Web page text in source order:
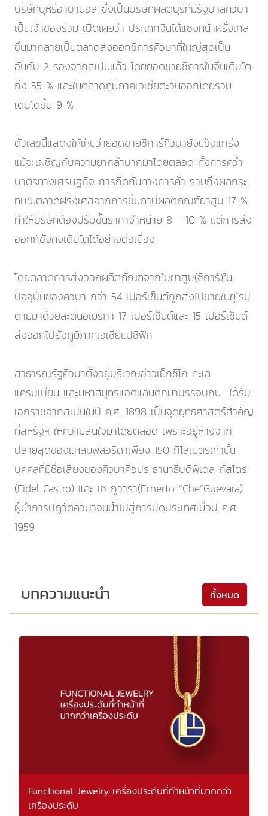
บริษัทบุหรี่ฮาบานอส ซึ่งเป็นบริษัทผลิตบุรีที่มีรัฐบาลคิวบา
เป็นเจ้าของร่วม เปิดเผยว่า ประเทศจีนได้แซงหน้าฝรั่งเศส
ขึ้นมากลายเป็นตลาดส่งออกซิการ์คิวบาที่ใหญ่สุดเป็น
อันดับ 2 รองจากสเปนแล้ว โดยยอดขายซิการ์ในจีนเติบโต
ถึง 55 % และในตลาดภูมิภาคเอเชียตะวันออกโดยรวม
เติบโตขึ้น 9 %
ตัวเลขนี้แสดงให้เห็นว่ายอดขายซิการ์คิวบายังแข็งแกร่ง
แม้จะเผชิญกับความยากลำบากมาโดยตลอด ทั้งการคว่ำ
บาตรทางเศรษฐกิจ การกีดกันทางการค้า รวมถึงผลกระ
ทบในตลาดฝรั่งเศสจากการขึ้นภาษีผลิตภัณฑ์ยาสูบ 17 %
ทำให้บริษัทต้องปรับขึ้นราคาจำหน่าย 8 - 10 % แต่การส่ง
ออกก็ขังคงเติบโตได้อย่างต่อเนื่อง
โดยตลาดการส่งออกผลิตภัณฑ์จากใบยาสูบ(ซิการ์)ใน
ปัจจุบันของคิวบา กว่า 54 เปอร์เซ็นต์ถูกส่งไปขายในยุโรป
ตามมาด้วยละตินอเมริกา 17 เปอร์เซ็นต์และ 15 เปอร์เซ็นต์
ส่งออกไปยังภูมิภาคเอเชียแปซิฟิก
สาธารณรัฐคิวบาตั้งอยู่บริเวณอ่าวเม็กซิโก ทะเล
แคริบเบียน และมหาสมุทรแอตแลนติกมาบรรจบกัน ได้รับ
เอกราชจากสเปนในปี ค.ศ. 1898 เป็นจุดยุทธศาสตร์สำคัญ
ที่สหรัฐฯ ให้ความสนใจมาโดยตลอด เพราะอยู่ห่างจาก
ปลายสุดของแหลมฟลอริดาเพียง 150 กิโลเมตรเท่านั้น
บุคคลที่มีชื่อเสียงของคิวบาคือประธานาธิบดีฟิเดล กัสโตร
(Fidel Castro) และ เช กูวารา(Ernerto “Che”Guevara)
ผู้นำการปฏิวัติคิวบาจนนำไปสู่การปิดประเทศเมื่อปี ค.ศ.
1959
บทความแนะนำ ทั้งหมด
Functional Jewelry เครื่องประดับที่ทำหน้าที่มากกว่า
เครื่องประดับ